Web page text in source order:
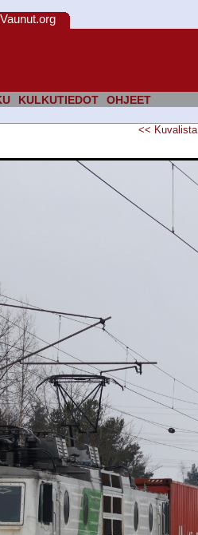
KULKUTIEDOT OHJEET
Vaunut.org
<< Kuvalista